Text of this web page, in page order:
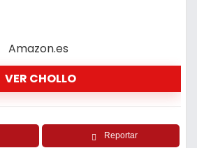
Amazon.es
VER CHOLLO
Reportar